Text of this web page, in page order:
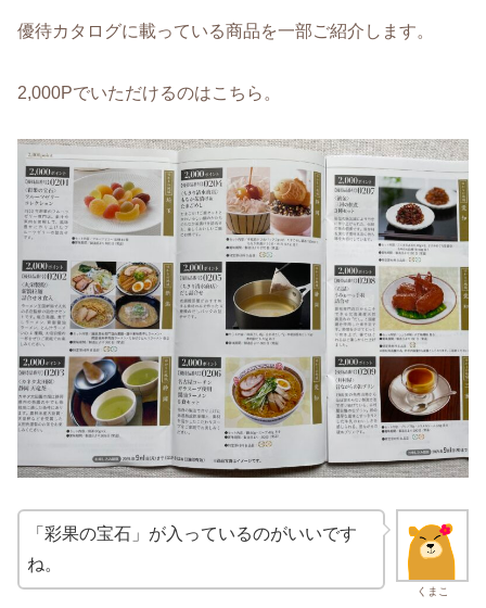
優待カタログに載っている商品を一部ご紹介します。
2,000Pでいただけるのはこちら。
くまこ
「彩果の宝石」が入っているのがいいです
ね。